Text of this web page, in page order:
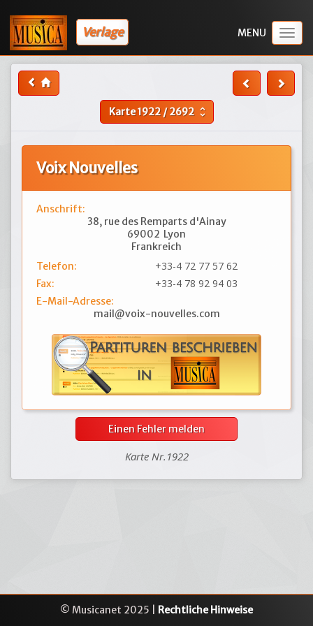
Verlage
Karte1922/2692 unfold_more
Voix Nouvelles
Anschrift:
38, rue des Remparts d'Ainay
69002 Lyon
Frankreich
Telefon:
+33-4 72 77 57 62
Fax: +33-4 78 92 94 03
E-Mail-Adresse:
mail@voix-nouvelles.com
Einen Fehler melden
Karte Nr.1922
© Musicanet 2025 | Rechtliche Hinweise